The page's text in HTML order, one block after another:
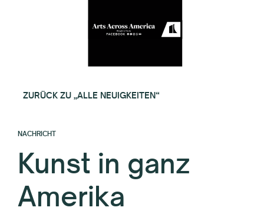
ZURÜCK ZU „ALLE NEUIGKEITEN“
NACHRICHT
Kunst in ganz
Amerika